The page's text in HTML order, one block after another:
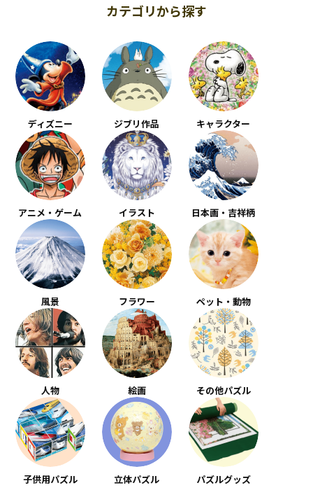
カテゴリから探す
ディズニー ジブリ作品 キャラクター
アニメ・ゲーム イラスト 日本画・吉祥柄
風景 フラワー ペット・動物
人物 絵画 その他パズル
子供用パズル 立体パズル パズルグッズ